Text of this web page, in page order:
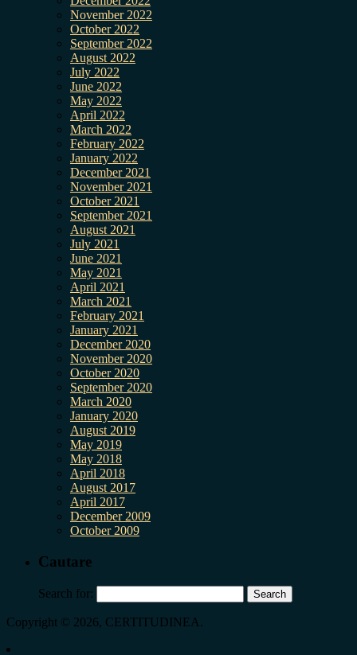
November 2022
October 2022
September 2022
August 2022
July 2022
June 2022
May 2022
April 2022
March 2022
February 2022
January 2022
December 2021
November 2021
October 2021
September 2021
August 2021
July 2021
June 2021
May 2021
April 2021
March 2021
February 2021
January 2021
December 2020
November 2020
October 2020
September 2020
March 2020
January 2020
August 2019
May 2019
May 2018
April 2018
August 2017
April 2017
December 2009
October 2009
Cautare
Search for:
Copyright © 2026, CERTITUDINEA.